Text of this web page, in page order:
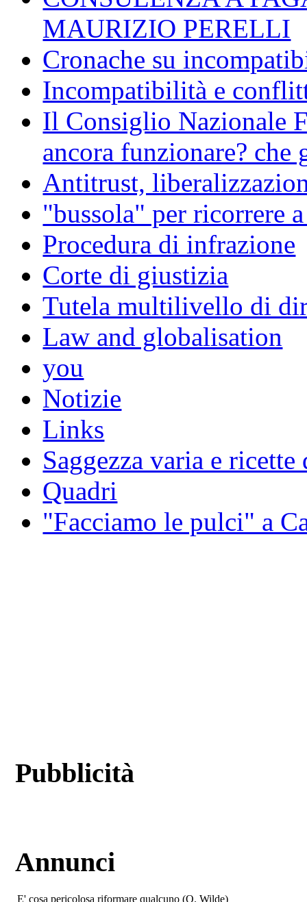
MAURIZIO PERELLI
Cronache su
Incompatibilità e
Il Consiglio Nazionale
ancora funzionare? che
Antitrust,
"bussola" per ricorrere
Procedura di infrazione
Corte di giustizia
Tutela multilivello di
Law and globalisation
you
Notizie
Links
Saggezza varia e
Quadri
"Facciamo le pulci" a
Pubblicità
Annunci
E' cosa pericolosa riformare qualcuno (O. Wilde)